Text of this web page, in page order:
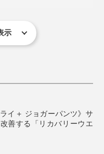
にフィットするのに対
ま宅配便の受け取りや
ア的なデザインです。
くい幅広ゴムとヒモ付
で外側にヒモが出る仕
パンツの内側にヒモが
に、180度印象が転換。
のが苦手で、タイツは
示
イ＋ ジョガーパンツ》サ
善する「リカバリーウエ